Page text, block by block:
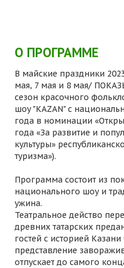
О ПРОГРАММЕ
В майские праздники
мая, 7 мая и 8 мая/
сезон красочного
шоу "KAZAN" с
года в номинации
года «За развитие и
культуры»
туризма»).
Программа состоит из
национального шоу и
ужина.
Театральное действо
древних татарских
гостей с историей
представление
отпускает до самого